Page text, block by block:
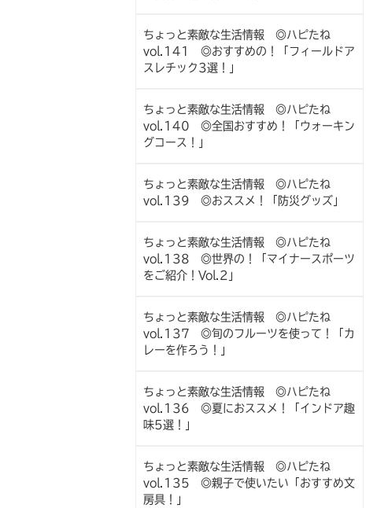
ちょっと素敵な生活情報 ◎ハピたね
vol.141 ◎おすすめの！「フィールドア
スレチック3選！」
ちょっと素敵な生活情報 ◎ハピたね
vol.140 ◎全国おすすめ！「ウォーキン
グコース！」
ちょっと素敵な生活情報 ◎ハピたね
vol.139 ◎おススメ！「防災グッズ」
ちょっと素敵な生活情報 ◎ハピたね
vol.138 ◎世界の！「マイナースポーツ
をご紹介！Vol.2」
ちょっと素敵な生活情報 ◎ハピたね
vol.137 ◎旬のフルーツを使って！「カ
レーを作ろう！」
ちょっと素敵な生活情報 ◎ハピたね
vol.136 ◎夏におススメ！「インドア趣
味5選！」
ちょっと素敵な生活情報 ◎ハピたね
vol.135 ◎親子で使いたい「おすすめ文
房具！」